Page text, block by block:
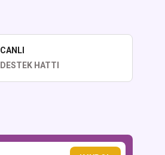
CANLI
DESTEK HATTI